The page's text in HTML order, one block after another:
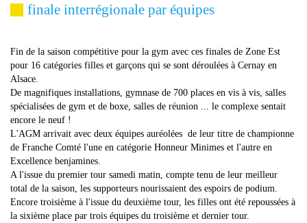
finale interrégionale par équipes
Fin de la saison compétitive pour la gym avec ces finales de Zone Est
pour 16 catégories filles et garçons qui se sont déroulées à Cernay en
Alsace.
De magnifiques installations, gymnase de 700 places en vis à vis, salles
spécialisées de gym et de boxe, salles de réunion ... le complexe sentait
encore le neuf !
L'AGM arrivait avec deux équipes auréolées de leur titre de championne
de Franche Comté l'une en catégorie Honneur Minimes et l'autre en
Excellence benjamines.
A l'issue du premier tour samedi matin, compte tenu de leur meilleur
total de la saison, les supporteurs nourissaient des espoirs de podium.
Encore troisième à l'issue du deuxième tour, les filles ont été repoussées à
la sixième place par trois équipes du troisième et dernier tour.